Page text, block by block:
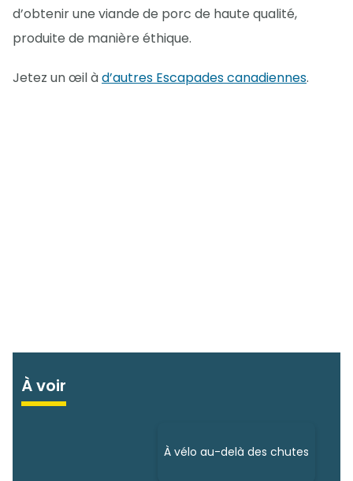
d’obtenir une viande de porc de haute qualité,
produite de manière éthique.
Jetez un œil àd’autres Escapades canadiennes.
À voir
À vélo au-delà des chutes